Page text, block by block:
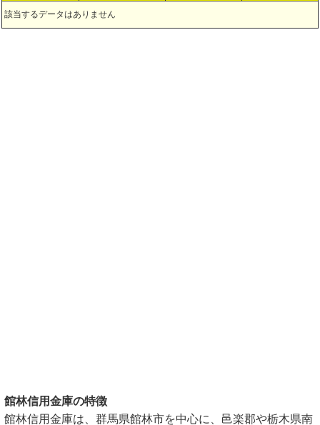
該当するデータはありません
館林信用金庫の特徴
館林信用金庫は、群馬県館林市を中心に、邑楽郡や栃木県南